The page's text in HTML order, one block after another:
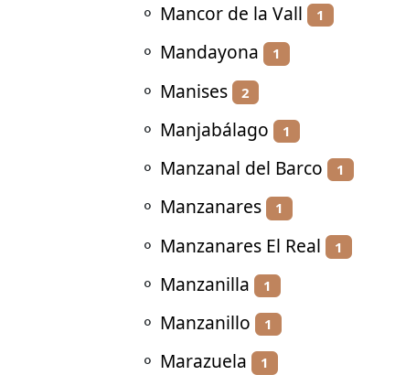
⚬ Mancor de la Vall 1
⚬ Mandayona 1
⚬ Manises 2
⚬ Manjabálago 1
⚬ Manzanal del Barco 1
⚬ Manzanares 1
⚬ Manzanares El Real 1
⚬ Manzanilla 1
⚬ Manzanillo 1
⚬ Marazuela 1